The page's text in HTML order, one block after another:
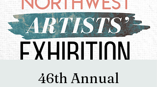
46th Annual